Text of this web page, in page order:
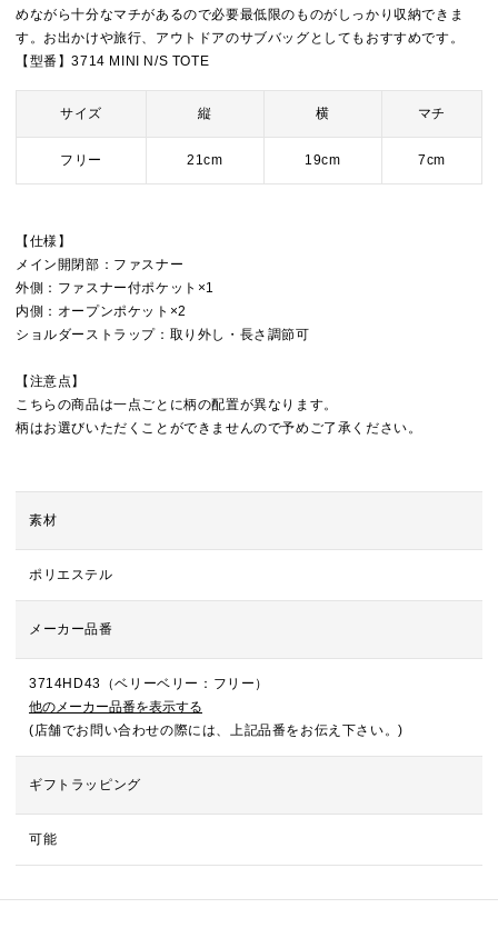
めながら十分なマチがあるので必要最低限のものがしっかり収納できま
す。お出かけや旅行、アウトドアのサブバッグとしてもおすすめです。
【型番】3714 MINI N/S TOTE
サイズ 縦 横 マチ
フリー 21cm 19cm 7cm
【仕様】
メイン開閉部：ファスナー
外側：ファスナー付ポケット×1
内側：オープンポケット×2
ショルダーストラップ：取り外し・長さ調節可
【注意点】
こちらの商品は一点ごとに柄の配置が異なります。
柄はお選びいただくことができませんので予めご了承ください。
素材
ポリエステル
メーカー品番
3714HD43（ベリーベリー：フリー）
他のメーカー品番を表示する
(店舗でお問い合わせの際には、上記品番をお伝え下さい。)
ギフトラッピング
可能